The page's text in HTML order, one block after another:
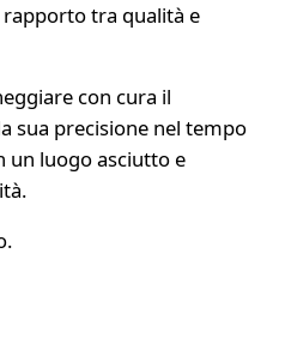
tra qualità e
con cura il
sua precisione nel tempo
un luogo asciutto e